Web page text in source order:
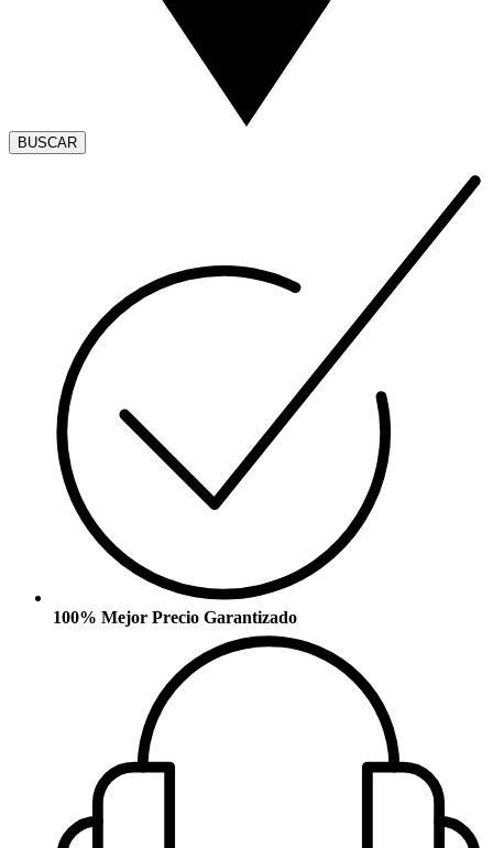
BUSCAR
100% Mejor Precio Garantizado